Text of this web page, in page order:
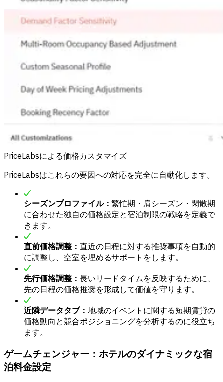
PriceLabsによる価格カスタマイズ
PriceLabsはこれらの要因への対応を完全に自動化します。
シーズンプロファイル： 繁忙期・肩シーズン・閑散期
に合わせた独自の価格設定と宿泊制限の戦略を定義で
きます。
直前価格調整： 直近の日程に対する推奨事項を自動的
に調整し、空室を埋めるサポートをします。
先行価格調整： 長いリードタイムを反映するために、
先の日程の価格推奨を形成して価値を守ります。
近隣データタブ： 地域のイベントに関する短期賃貸の
価格動向と競合ポジショニングを分析するのに役立ち
ます。
ゲームチェンジャー：ホテルのダイナミックな宿
泊料金設定